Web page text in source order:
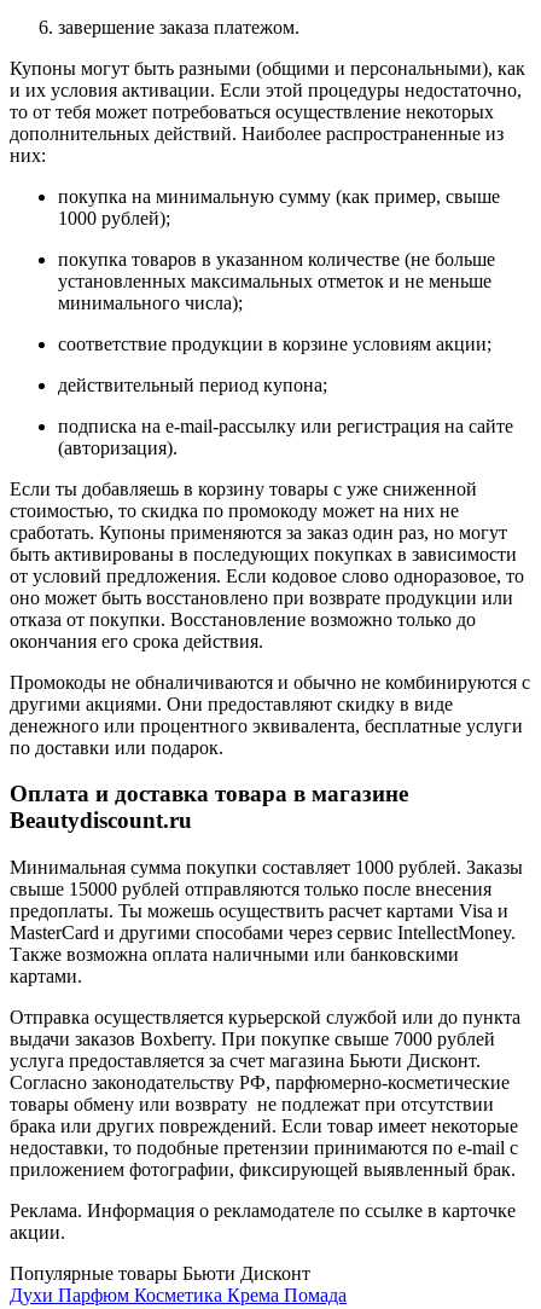
завершение заказа платежом.
Купоны могут быть разными (общими и персональными), как
и их условия активации. Если этой процедуры недостаточно,
то от тебя может потребоваться осуществление некоторых
дополнительных действий. Наиболее распространенные из
них:
покупка на минимальную сумму (как пример, свыше
1000 рублей);
покупка товаров в указанном количестве (не больше
установленных максимальных отметок и не меньше
минимального числа);
соответствие продукции в корзине условиям акции;
действительный период купона;
подписка на e-mail-рассылку или регистрация на сайте
(авторизация).
Если ты добавляешь в корзину товары с уже сниженной
стоимостью, то скидка по промокоду может на них не
сработать. Купоны применяются за заказ один раз, но могут
быть активированы в последующих покупках в зависимости
от условий предложения. Если кодовое слово одноразовое, то
оно может быть восстановлено при возврате продукции или
отказа от покупки. Восстановление возможно только до
окончания его срока действия.
Промокоды не обналичиваются и обычно не комбинируются с
другими акциями. Они предоставляют скидку в виде
денежного или процентного эквивалента, бесплатные услуги
по доставки или подарок.
Оплата и доставка товара в магазине
Beautydiscount.ru
Минимальная сумма покупки составляет 1000 рублей. Заказы
свыше 15000 рублей отправляются только после внесения
предоплаты. Ты можешь осуществить расчет картами Visa и
MasterCard и другими способами через сервис IntellectMoney.
Также возможна оплата наличными или банковскими
картами.
Отправка осуществляется курьерской службой или до пункта
выдачи заказов Boxberry. При покупке свыше 7000 рублей
услуга предоставляется за счет магазина Бьюти Дисконт.
Согласно законодательству РФ, парфюмерно-косметические
товары обмену или возврату не подлежат при отсутствии
брака или других повреждений. Если товар имеет некоторые
недоставки, то подобные претензии принимаются по e-mail с
приложением фотографии, фиксирующей выявленный брак.
Реклама. Информация о рекламодателе по ссылке в карточке
акции.
Популярные товары Бьюти Дисконт
Духи Парфюм Косметика Крема Помада